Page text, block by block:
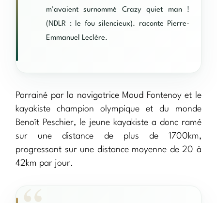
m’avaient surnommé Crazy quiet man !
(NDLR : le fou silencieux). raconte Pierre-
Emmanuel Leclère.
Parrainé par la navigatrice Maud Fontenoy et le
kayakiste champion olympique et du monde
Benoît Peschier, le jeune kayakiste a donc ramé
sur une distance de plus de 1700km,
progressant sur une distance moyenne de 20 à
42km par jour.